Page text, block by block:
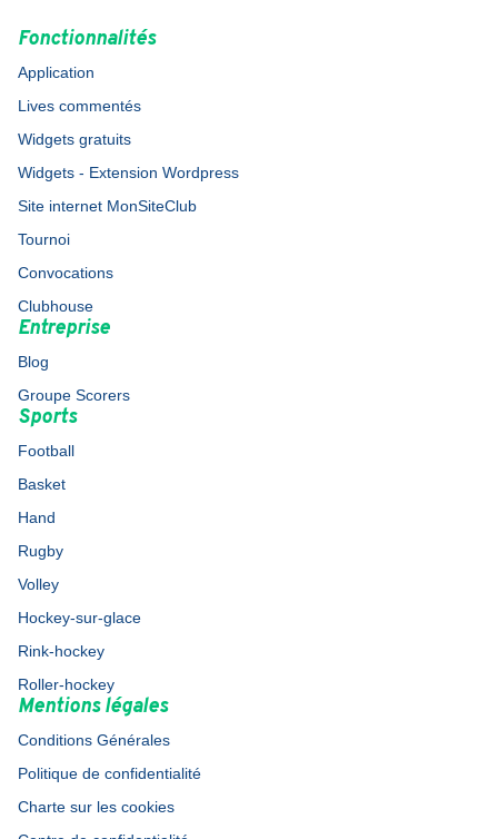
Fonctionnalités
Application
Lives commentés
Widgets gratuits
Widgets - Extension Wordpress
Site internet MonSiteClub
Tournoi
Convocations
Clubhouse
Entreprise
Blog
Groupe Scorers
Sports
Football
Basket
Hand
Rugby
Volley
Hockey-sur-glace
Rink-hockey
Roller-hockey
Mentions légales
Conditions Générales
Politique de confidentialité
Charte sur les cookies